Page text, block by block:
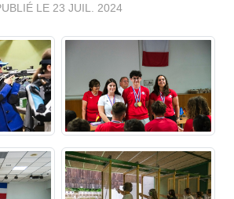
LE 23 JUIL. 2024